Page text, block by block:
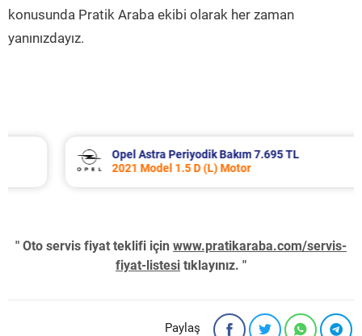
konusunda Pratik Araba ekibi olarak her zaman
yanınızdayız.
Opel Astra Periyodik Bakım 7.695 TL
2021 Model 1.5 D (L) Motor
" Oto servis fiyat teklifi için www.pratikaraba.com/servis-
fiyat-listesi tıklayınız. "
Paylaş